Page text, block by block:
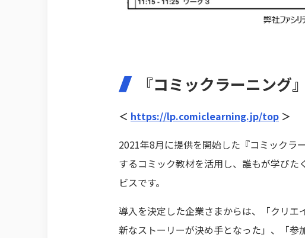
『コミックラーニング
＜ https://lp.comiclearning.jp/top ＞
2021年8月に提供を開始した『コミックラ
するコミック教材を活用し、誰もが学び
ビスです。
導入を決定した企業さまからは、「クリ
新なストーリーが決め手となった」、「